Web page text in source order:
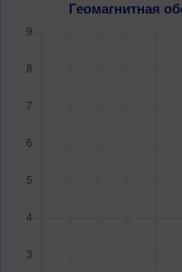
Геомагнитная